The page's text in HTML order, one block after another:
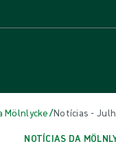
Mölnlycke/Notícias -
NOTÍCIAS DA